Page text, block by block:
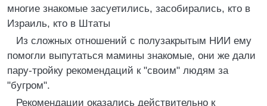
многие знакомые засуетились, засобирались, кто в
Израиль, кто в Штаты
Из сложных отношений с полузакрытым НИИ ему
помогли выпутаться мамины знакомые, они же дали
пару-тройку рекомендаций к "своим" людям за
"бугром".
Рекомендации оказались действительно к